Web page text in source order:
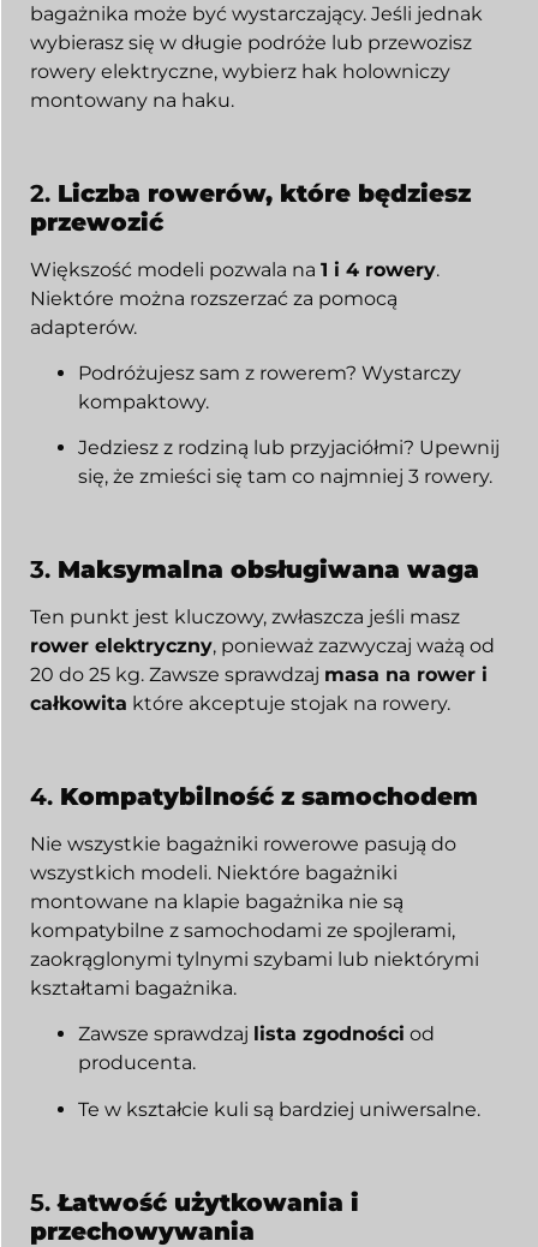
bagażnika może być wystarczający. Jeśli jednak
wybierasz się w długie podróże lub przewozisz
rowery elektryczne, wybierz hak holowniczy
montowany na haku.
2. Liczba rowerów, które będziesz
przewozić
Większość modeli pozwala na 1 i 4 rowery.
Niektóre można rozszerzać za pomocą
adapterów.
Podróżujesz sam z rowerem? Wystarczy
kompaktowy.
Jedziesz z rodziną lub przyjaciółmi? Upewnij
się, że zmieści się tam co najmniej 3 rowery.
3. Maksymalna obsługiwana waga
Ten punkt jest kluczowy, zwłaszcza jeśli masz
rower elektryczny, ponieważ zazwyczaj ważą od
20 do 25 kg. Zawsze sprawdzaj masa na rower i
całkowita które akceptuje stojak na rowery.
4. Kompatybilność z samochodem
Nie wszystkie bagażniki rowerowe pasują do
wszystkich modeli. Niektóre bagażniki
montowane na klapie bagażnika nie są
kompatybilne z samochodami ze spojlerami,
zaokrąglonymi tylnymi szybami lub niektórymi
kształtami bagażnika.
Zawsze sprawdzaj lista zgodności od
producenta.
Te w kształcie kuli są bardziej uniwersalne.
5.Łatwość użytkowania i
przechowywania